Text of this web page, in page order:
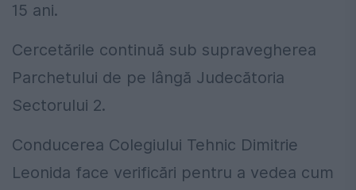
15 ani.
Cercetările continuă sub supravegherea
Parchetului de pe lângă Judecătoria
Sectorului 2.
Conducerea Colegiului Tehnic Dimitrie
Leonida face verificări pentru a vedea cum